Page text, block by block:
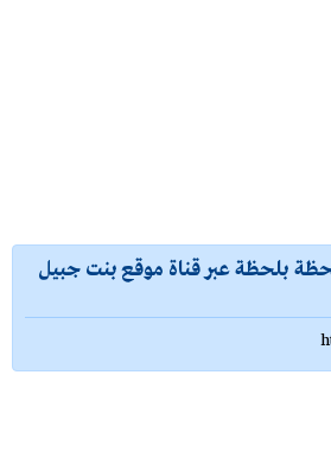
لحظة بلحظة عبر قناة موقع بنت جبيل